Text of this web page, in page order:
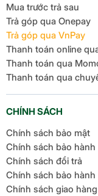
Mua trước trả sau
Trả góp qua Onepay
Trả góp qua VnPay
Thanh toán online
Thanh toán qua
Thanh toán qua
CHÍNH SÁCH
Chính sách bảo mật
Chính sách bảo hành
Chính sách đổi trả
Chính sách bảo
Chính sách giao hàng